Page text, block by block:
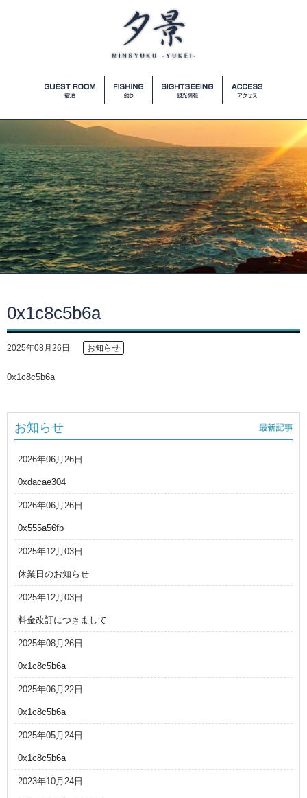
0x1c8c5b6a
2025年08月26日 お知らせ
0x1c8c5b6a
お知らせ
2026年06月26日
0xdacae304
2026年06月26日
0x555a56fb
2025年12月03日
休業日のお知らせ
2025年12月03日
料金改訂につきまして
2025年08月26日
0x1c8c5b6a
2025年06月22日
0x1c8c5b6a
2025年05月24日
0x1c8c5b6a
2023年10月24日